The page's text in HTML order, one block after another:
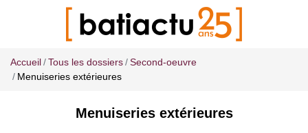
Accueil Tous les dossiers
Second-oeuvre
Menuiseries extérieures
Menuiseries extérieures